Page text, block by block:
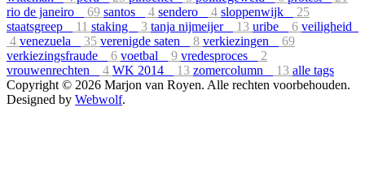
rio de janeiro
69 santos 4 sendero 4 sloppenwijk
25
staatsgreep
11 staking 3 tanja nijmeijer 13 uribe 6 veiligheid
4 venezuela 35 verenigde saten 8 verkiezingen
69
verkiezingsfraude
6 voetbal 9 vredesproces
2
vrouwenrechten
4 WK 2014 13 zomercolumn 13 alle tags
Copyright © 2026 Marjon van Royen. Alle rechten voorbehouden.
Designed by Webwolf.